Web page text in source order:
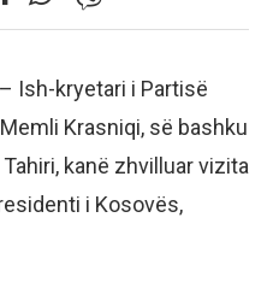
Ish-kryetari i Partisë
Krasniqi, së bashku
kanë zhvilluar vizita
i Kosovës,